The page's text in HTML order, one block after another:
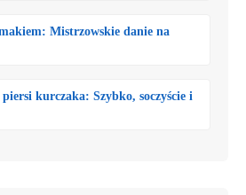
Mistrzowskie danie na
kurczaka: Szybko, soczyście i